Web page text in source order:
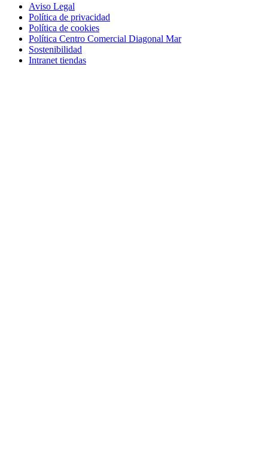
Aviso Legal
Política de privacidad
Política de cookies
Política Centro Comercial Diagonal Mar
Sostenibilidad
Intranet tiendas